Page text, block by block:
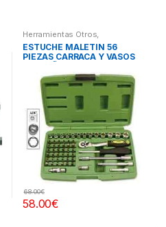
Herramientas Otros,
Herramientas De Mano,
Herramientas De Mano,
Maletines Herramientas,
Extractores, Compresímetros,
ESTUCHE MALETIN 56
PIEZAS CARRACA Y VASOS
58.00€
68.00€